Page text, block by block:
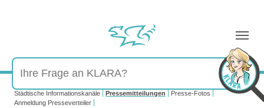
Sie sind hier:
Städtische Informationskanäle Pressemitteilungen
Presse-Fotos
Anmeldung Presseverteiler